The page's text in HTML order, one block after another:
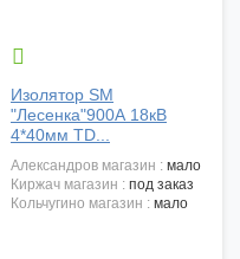

Изолятор SM
"Лесенка"900А 18кВ
4*40мм TD...
александров магазин : мало
киржач магазин : под заказ
кольчугино магазин : мало